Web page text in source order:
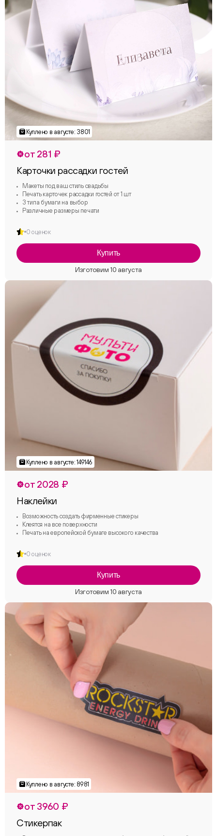
от 281 ₽
Карточки рассадки гостей
Макеты под ваш стиль свадьбы
Печать карточек рассадки гостей от 1 шт
3 типа бумаги на выбор
Различные размеры печати
0 оценок
Купить
от 2028 ₽
Наклейки
Возможность создать фирменные стикеры
Клеятся на все поверхности
Печать на европейской бумаге высокого качества
0 оценок
Купить
от 3960 ₽
Стикерпак